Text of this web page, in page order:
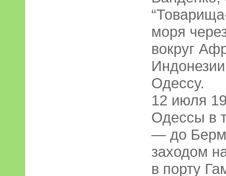
моря
вокруг
Одессу.
12 июля
Одессы в
— до
заходом
в порту